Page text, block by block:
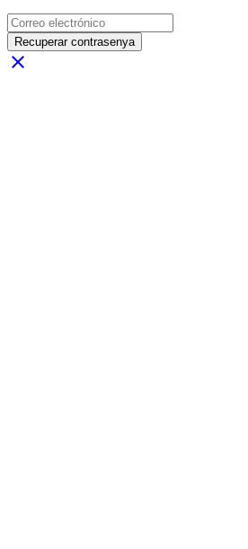
Recuperar contrasenya
close